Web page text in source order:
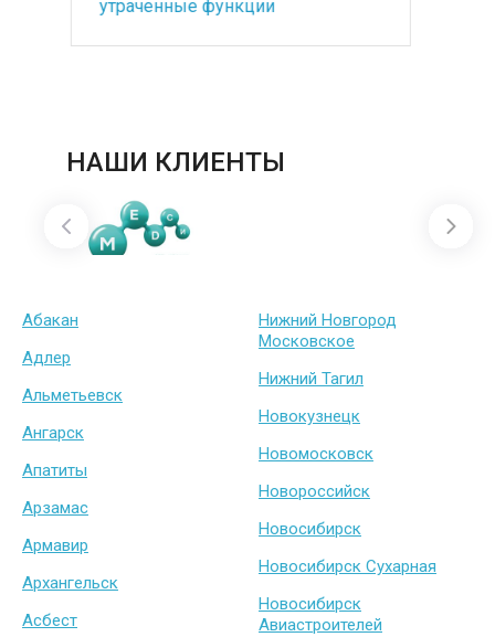
медицинским оборудованием
НАШИ КЛИЕНТЫ
Абакан
Адлер
Альметьевск
Ангарск
Апатиты
Арзамас
Армавир
Архангельск
Асбест
Нижний Новгород
Московское
Нижний Тагил
Новокузнецк
Новомосковск
Новороссийск
Новосибирск
Новосибирск Сухарная
Новосибирск
Авиастроителей